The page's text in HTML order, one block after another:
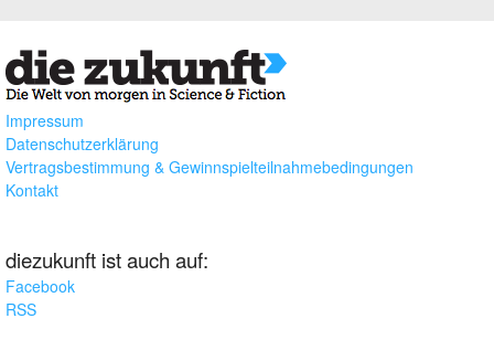
Impressum
Datenschutzerklärung
Vertragsbestimmung & Gewinnspielteilnahmebedingungen
Kontakt
diezukunft ist auch auf:
Facebook
RSS